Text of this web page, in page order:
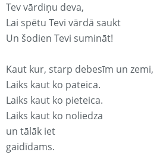
Tev vārdiņu deva,
Lai spētu Tevi vārdā saukt
Un šodien Tevi sumināt!
Kaut kur, starp debesīm un zemi,
Laiks kaut ko pateica.
Laiks kaut ko pieteica.
Laiks kaut ko noliedza
un tālāk iet
gaidīdams.